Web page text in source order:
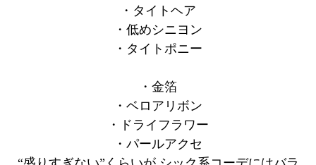
・タイトヘア
・低めシニヨン
・タイトポニー
・金箔
・ベロアリボン
・ドライフラワー
・パールアクセ